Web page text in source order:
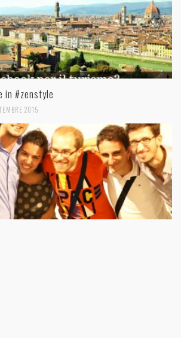
in #zenstyle
2015